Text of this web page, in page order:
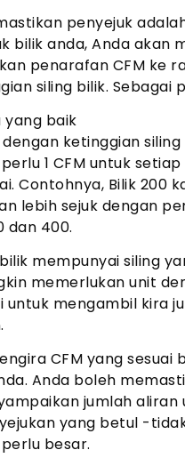
penyejuk
bilik anda, Anda akan
penarafan CFM ke
siling bilik. Sebagai
yang baik
dengan ketinggian
1 CFM untuk
Contohnya, Bilik 200
lebih sejuk dengan
dan 400.
mempunyai siling
memerlukan unit
untuk mengambil kira
CFM yang sesuai
Anda boleh
jumlah aliran
yang betul -
besar.